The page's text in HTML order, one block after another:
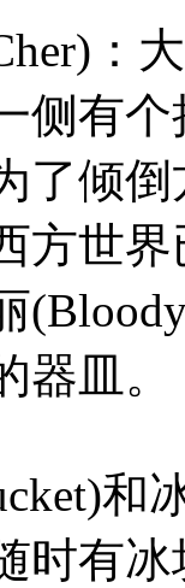
：
侧有
了倾
方世
器皿。
和
时有